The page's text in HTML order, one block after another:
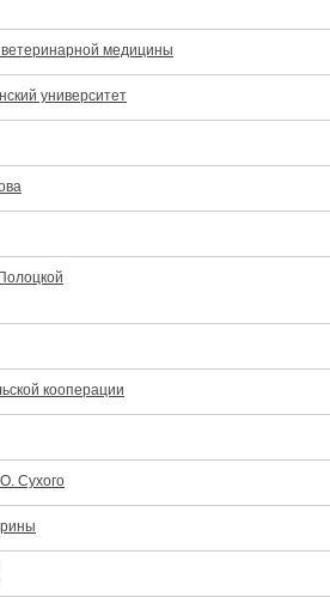
ветеринарной медицины
университет
кооперации
Сухого